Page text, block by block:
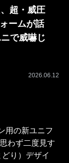
超・威圧
ームが話
で威嚇じ
2026.06.12
用の新ユニフ
わず二度見す
り）デザイ